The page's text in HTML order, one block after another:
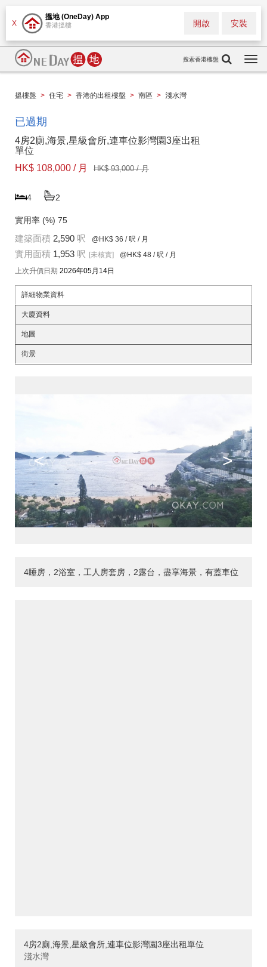
X
搵地 (OneDay) App
香港搵樓 安裝
開啟
搜索香港樓盤
搵樓盤 > 住宅 > 香港的出租樓盤 > 南區 > 淺水灣
已過期
4房2廁,海景,星級會所,連車位影灣園3座出租
單位
HK$ 108,000 / 月
HK$ 93,000 / 月
4 2
實用率 (%) 75
建築面積 2,590 呎 @HK$ 36 / 呎 / 月
實用面積 1,953 呎 [未核實] @HK$ 48 / 呎 / 月
上次升價日期 2026年05月14日
詳細物業資料
大廈資料
地圖
街景
< >
4睡房，2浴室，工人房套房，2露台，盡享海景，有蓋車位
4房2廁,海景,星級會所,連車位影灣園3座出租單位
淺水灣